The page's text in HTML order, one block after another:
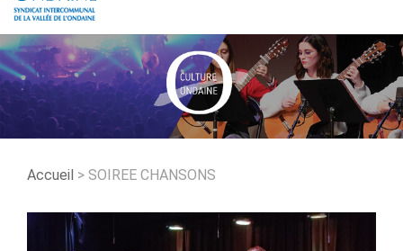
Accueil > SOIREE CHANSONS